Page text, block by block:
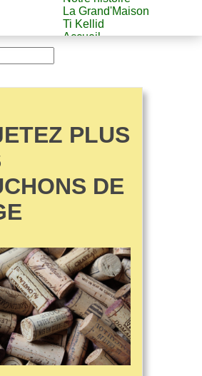
La Grand'Maison
Ti Kellid
Accueil
PLUS
DE